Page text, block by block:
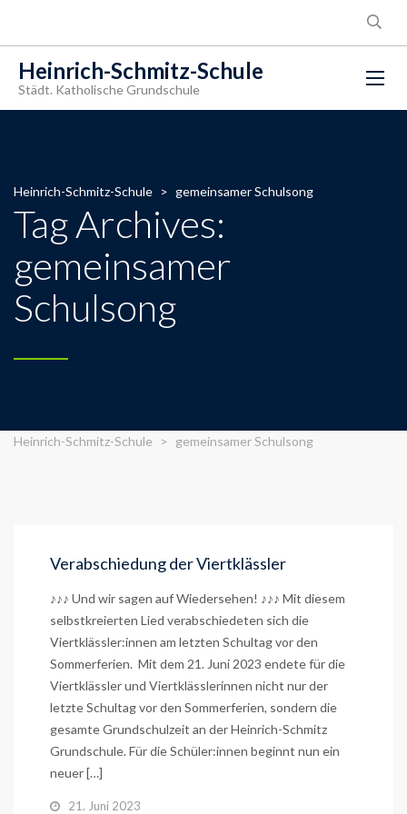
Heinrich-Schmitz-Schule
Städt. Katholische Grundschule
Heinrich-Schmitz-Schule > gemeinsamer Schulsong
Tag Archives:
gemeinsamer
Schulsong
Heinrich-Schmitz-Schule > gemeinsamer Schulsong
Verabschiedung der Viertklässler
♪♪♪ Und wir sagen auf Wiedersehen! ♪♪♪ Mit diesem
selbstkreierten Lied verabschiedeten sich die
Viertklässler:innen am letzten Schultag vor den
Sommerferien. Mit dem 21. Juni 2023 endete für die
Viertklässler und Viertklässlerinnen nicht nur der
letzte Schultag vor den Sommerferien, sondern die
gesamte Grundschulzeit an der Heinrich-Schmitz
Grundschule. Für die Schüler:innen beginnt nun ein
neuer […]
21. Juni 2023